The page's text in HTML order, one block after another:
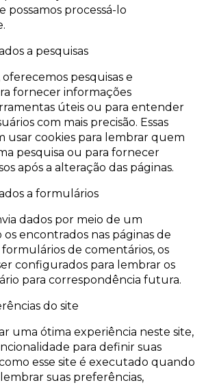
possamos processá-lo
a pesquisas
pesquisas e
fornecer informações
úteis ou para entender
com mais precisão. Essas
usar cookies para lembrar quem
pesquisa ou para fornecer
após a alteração das páginas.
a formulários
dados por meio de um
encontrados nas páginas de
de comentários, os
configurados para lembrar os
para correspondência futura.
do site
uma ótima experiência neste site,
para definir suas
esse site é executado quando
suas preferências,